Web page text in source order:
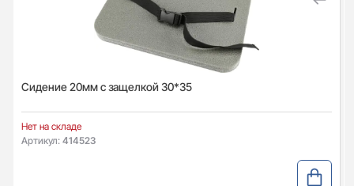
Сидение 20мм с защелкой 30*35
Нет на складе
Артикул: 414523